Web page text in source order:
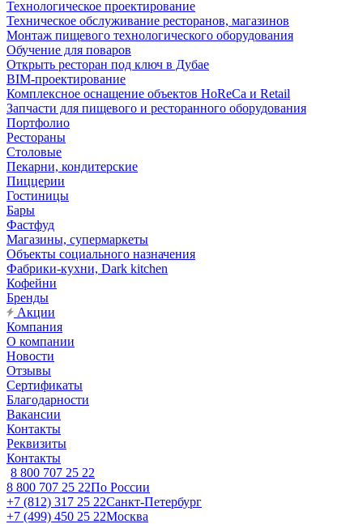
Технологическое проектирование
Техническое обслуживание ресторанов, магазинов
Монтаж пищевого технологического оборудования
Обучение для поваров
Открыть ресторан под ключ в Дубае
BIM-проектирование
Комплексное оснащение объектов HoReCa и Retail
Запчасти для пищевого и ресторанного оборудования
Портфолио
Рестораны
Столовые
Пекарни, кондитерские
Пиццерии
Гостиницы
Бары
Фастфуд
Магазины, супермаркеты
Объекты социального назначения
Фабрики-кухни, Dark kitchen
Кофейни
Бренды
Акции
Компания
О компании
Новости
Отзывы
Сертификаты
Благодарности
Вакансии
Контакты
Реквизиты
Контакты
8 800 707 25 22
8 800 707 25 22По России
+7 (812) 317 25 22Санкт-Петербург
+7 (499) 450 25 22Москва